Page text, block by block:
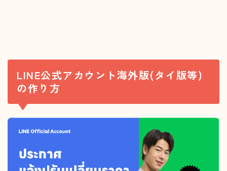
LINE公式アカウント海外版(タイ版等)
の作り方